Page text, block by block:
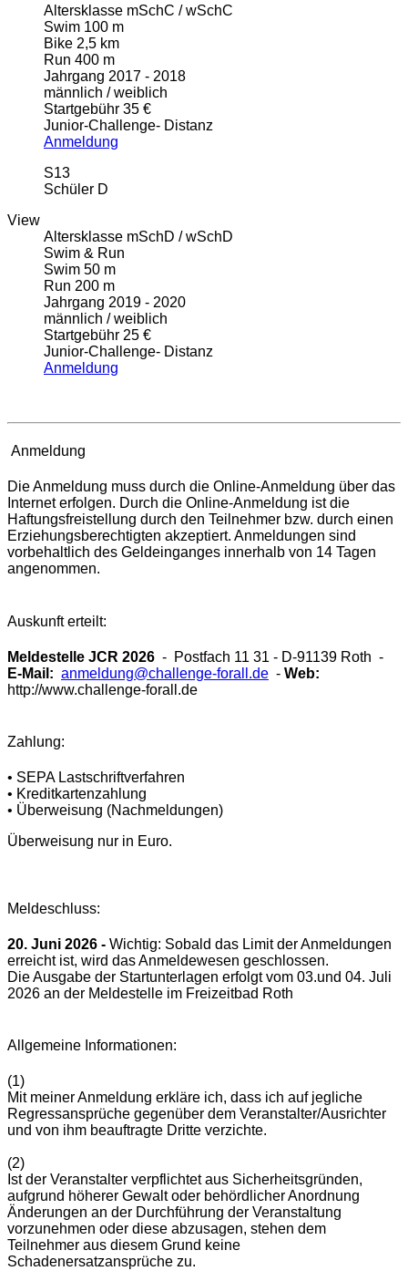
Altersklasse mSchC / wSchC
Swim 100 m
Bike 2,5 km
Run 400 m
Jahrgang 2017 - 2018
männlich / weiblich
Startgebühr 35 €
Junior-Challenge- Distanz
Anmeldung
S13
Schüler D
View
Altersklasse mSchD / wSchD
Swim & Run
Swim 50 m
Run 200 m
Jahrgang 2019 - 2020
männlich / weiblich
Startgebühr 25 €
Junior-Challenge- Distanz
Anmeldung
Anmeldung
Die Anmeldung muss durch die Online-Anmeldung über das
Internet erfolgen. Durch die Online-Anmeldung ist die
Haftungsfreistellung durch den Teilnehmer bzw. durch einen
Erziehungsberechtigten akzeptiert. Anmeldungen sind
vorbehaltlich des Geldeinganges innerhalb von 14 Tagen
angenommen.
Auskunft erteilt:
Meldestelle JCR 2026 - Postfach 11 31 - D-91139 Roth -
E-Mail: anmeldung@challenge-forall.de - Web:
http://www.challenge-forall.de
Zahlung:
• SEPA Lastschriftverfahren
• Kreditkartenzahlung
• Überweisung (Nachmeldungen)
Überweisung nur in Euro.
Meldeschluss:
20. Juni 2026 - Wichtig: Sobald das Limit der Anmeldungen
erreicht ist, wird das Anmeldewesen geschlossen.
Die Ausgabe der Startunterlagen erfolgt vom 03.und 04. Juli
2026 an der Meldestelle im Freizeitbad Roth
Allgemeine Informationen:
(1)
Mit meiner Anmeldung erkläre ich, dass ich auf jegliche
Regressansprüche gegenüber dem Veranstalter/Ausrichter
und von ihm beauftragte Dritte verzichte.
(2)
Ist der Veranstalter verpflichtet aus Sicherheitsgründen,
aufgrund höherer Gewalt oder behördlicher Anordnung
Änderungen an der Durchführung der Veranstaltung
vorzunehmen oder diese abzusagen, stehen dem
Teilnehmer aus diesem Grund keine
Schadenersatzansprüche zu.